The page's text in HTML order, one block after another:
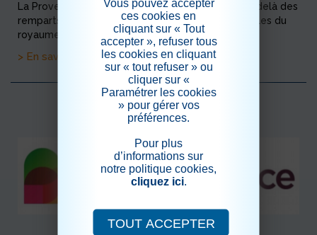
La Provence ! La nouvelle s’est répandue bien au-delà des
remparts…et cette fois, ce sont les plumes officielles du
royaume qui en t&eacut...
> En savoir plus
Vous pouvez accepter
ces cookies en
cliquant sur « Tout
accepter », refuser tous
les cookies en cliquant
sur « tout refuser » ou
cliquer sur «
Paramétrer les cookies
» pour gérer vos
préférences.
Pour plus
d’informations sur
notre politique cookies,
cliquez ici.
TOUT ACCEPTER